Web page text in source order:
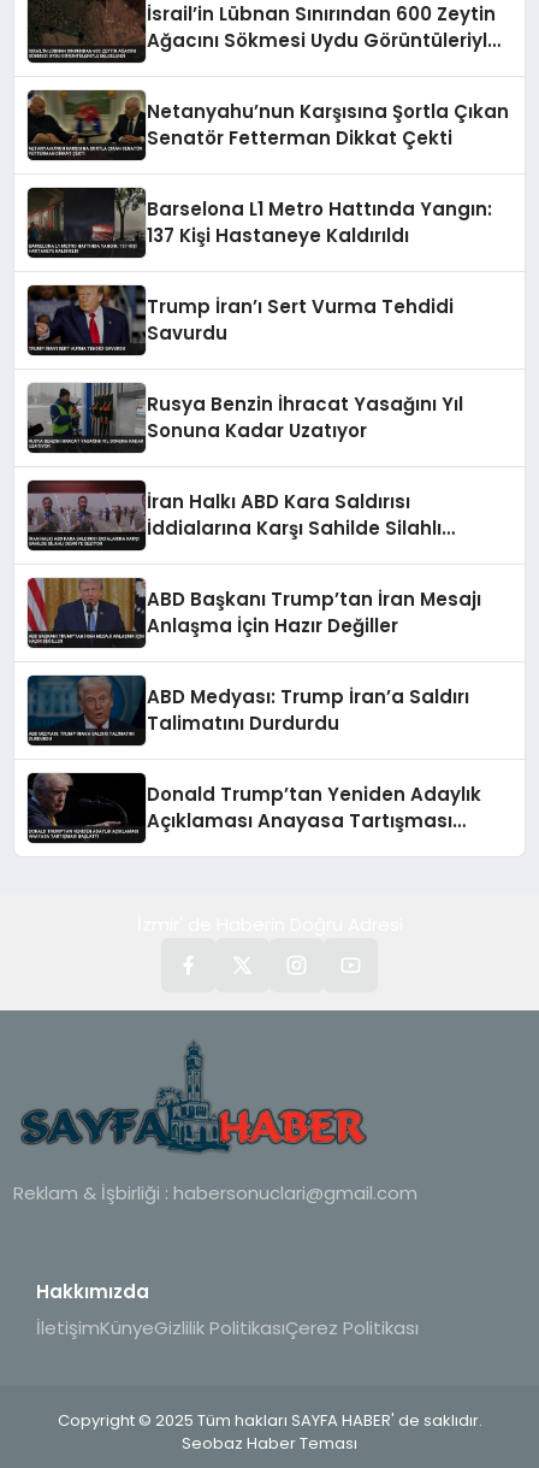
İsrail’in Lübnan Sınırından 600 Zeytin
Ağacını Sökmesi Uydu Görüntüleriyle
Netanyahu’nun Karşısına Şortla Çıkan
Senatör Fetterman Dikkat Çekti
Barselona L1 Metro Hattında Yangın:
137 Kişi Hastaneye Kaldırıldı
Trump İran’ı Sert Vurma Tehdidi
Savurdu
Rusya Benzin İhracat Yasağını Yıl
Sonuna Kadar Uzatıyor
İran Halkı ABD Kara Saldırısı
İddialarına Karşı Sahilde Silahlı
ABD Başkanı Trump’tan İran Mesajı
Anlaşma İçin Hazır Değiller
ABD Medyası: Trump İran’a Saldırı
Talimatını Durdurdu
Donald Trump’tan Yeniden Adaylık
Açıklaması Anayasa Tartışması
Reklam & İşbirliği : habersonuclari@gmail.com
Hakkımızda
İletişimKünyeGizlilik PolitikasıÇerez Politikası
Copyright © 2025 Tüm hakları SAYFA HABER' de saklıdır.
Seobaz Haber Teması